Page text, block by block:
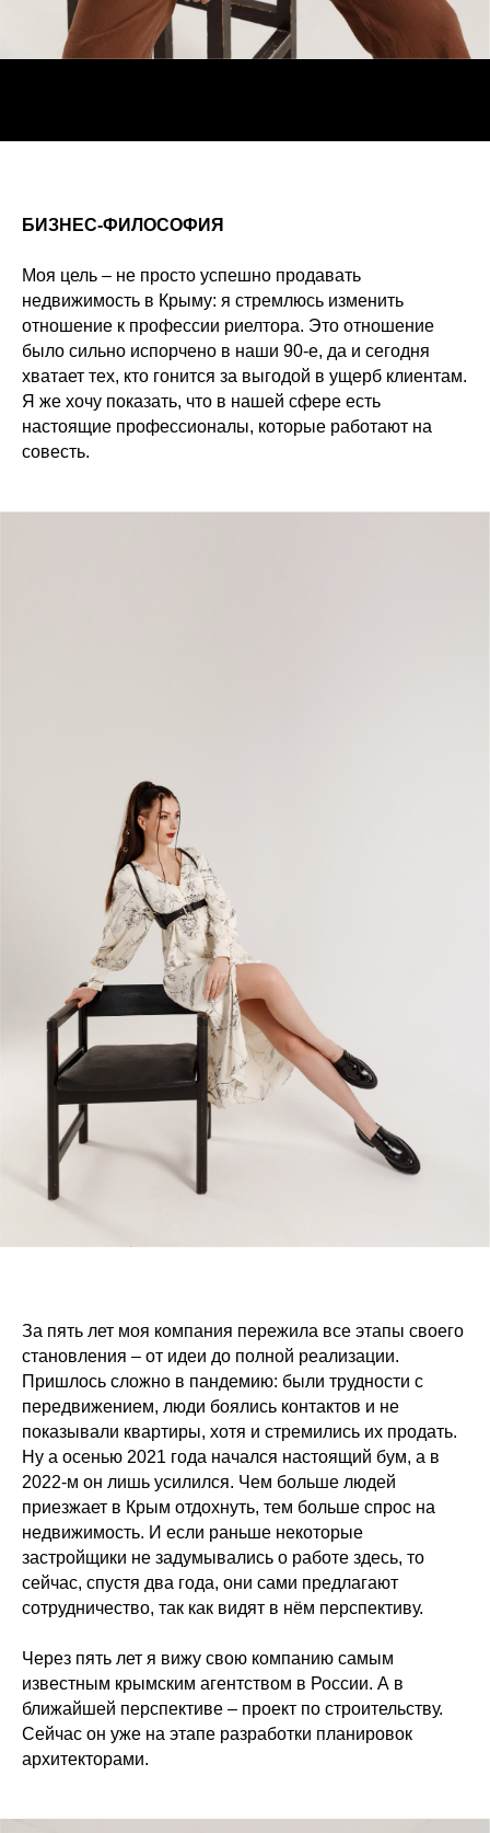
БИЗНЕС-ФИЛОСОФИЯ
Моя цель – не просто успешно продавать
недвижимость в Крыму: я стремлюсь изменить
отношение к профессии риелтора. Это отношение
было сильно испорчено в наши 90-е, да и сегодня
хватает тех, кто гонится за выгодой в ущерб клиентам.
Я же хочу показать, что в нашей сфере есть
настоящие профессионалы, которые работают на
совесть.
За пять лет моя компания пережила все этапы своего
становления – от идеи до полной реализации.
Пришлось сложно в пандемию: были трудности с
передвижением, люди боялись контактов и не
показывали квартиры, хотя и стремились их продать.
Ну а осенью 2021 года начался настоящий бум, а в
2022-м он лишь усилился. Чем больше людей
приезжает в Крым отдохнуть, тем больше спрос на
недвижимость. И если раньше некоторые
застройщики не задумывались о работе здесь, то
сейчас, спустя два года, они сами предлагают
сотрудничество, так как видят в нём перспективу.
Через пять лет я вижу свою компанию самым
известным крымским агентством в России. А в
ближайшей перспективе – проект по строительству.
Сейчас он уже на этапе разработки планировок
архитекторами.